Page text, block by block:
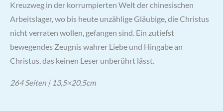
Kreuzweg in der korrumpierten Welt der chinesischen
Arbeitslager, wo bis heute unzählige Gläubige, die Christus
nicht verraten wollen, gefangen sind. Ein zutiefst
bewegendes Zeugnis wahrer Liebe und Hingabe an
Christus, das keinen Leser unberührt lässt.
264 Seiten | 13,5×20,5cm